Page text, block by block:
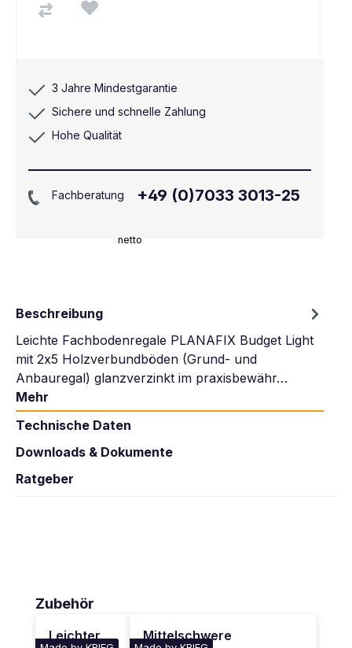
netto
3 Jahre Mindestgarantie
Sichere und schnelle Zahlung
Hohe Qualität
Fachberatung +49 (0)7033 3013-25
Beschreibung
Leichte Fachbodenregale PLANAFIX Budget Light
mit 2x5 Holzverbundböden (Grund- und
Anbauregal) glanzverzinkt im praxisbewähr…
Mehr
Technische Daten
Downloads & Dokumente
Ratgeber
Produktgalerie überspringen
Zubehör
Leichter
Mittelschwere